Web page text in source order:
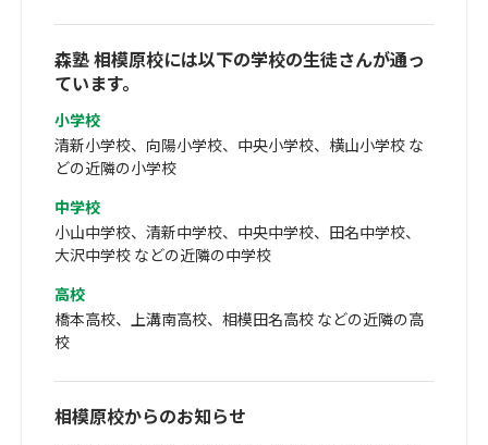
森塾 相模原校には以下の学校の生徒さんが通っ
ています。
小学校
清新小学校、向陽小学校、中央小学校、横山小学校 な
どの近隣の小学校
中学校
小山中学校、清新中学校、中央中学校、田名中学校、
大沢中学校 などの近隣の中学校
高校
橋本高校、上溝南高校、相模田名高校 などの近隣の高
校
相模原校からのお知らせ